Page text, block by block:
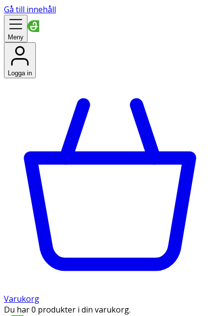
Gå till innehåll
Meny
Logga in
Varukorg
Du har 0 produkter i din varukorg.